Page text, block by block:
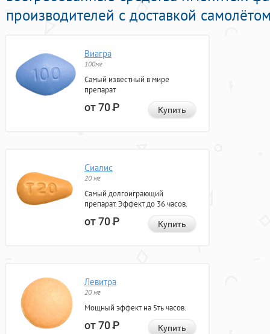
производителей с доставкой
Виагра
100мг
Самый известный в мире
препарат
от 70Р Купить
Сиалис
20 мг
Самый долгоиграющий
препарат. Эффект до 36 часов.
от 70Р Купить
Левитра
20 мг
Мощный эффект на 5ть часов.
от 70Р Купить